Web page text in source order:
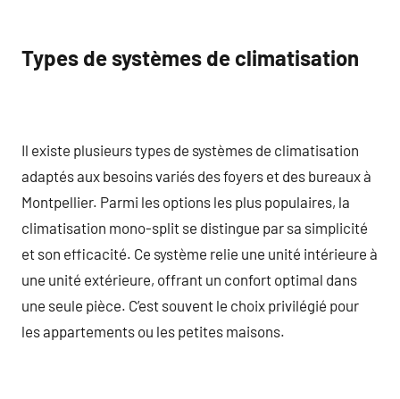
Types de systèmes de climatisation
Il existe plusieurs types de systèmes de climatisation
adaptés aux besoins variés des foyers et des bureaux à
Montpellier. Parmi les options les plus populaires, la
climatisation mono-split se distingue par sa simplicité
et son efficacité. Ce système relie une unité intérieure à
une unité extérieure, offrant un confort optimal dans
une seule pièce. C’est souvent le choix privilégié pour
les appartements ou les petites maisons.